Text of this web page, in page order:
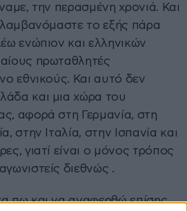
την περασμένη χρονιά. Και
το εξής πάρα
ενώπιον και ελληνικών
πρωταθλητές
εθνικούς. Και αυτό δεν
και μια χώρα του
αφορά στη Γερμανία, στη
στην Ιταλία, στην Ισπανία και
γιατί είναι ο μόνος τρόπος
διεθνώς .
πω και να αναφερθώ επίσης